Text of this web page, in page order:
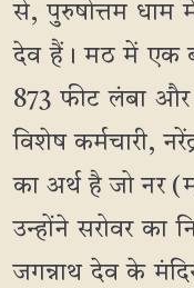
से, पुरुषोत्तम धाम
देव हैं। मठ में एक
873 फीट लंबा और
विशेष कर्मचारी,
का अर्थ है जो नर
उन्होंने सरोवर का
जगन्नाथ देव के